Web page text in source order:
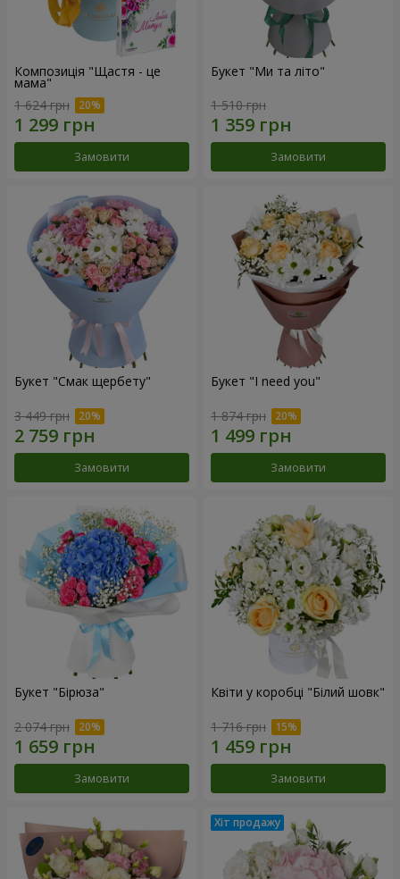
Композиція "Щастя - це
мама"
1 624 грн
Замовити
Букет "Ми та літо"
1 510 грн
Замовити
Букет "Смак щербету"
3 449 грн
Замовити
Букет "I need you"
1 874 грн
Замовити
Букет "Бірюза"
2 074 грн
Замовити
Квіти у коробці "Білий шовк"
1 716 грн
Замовити